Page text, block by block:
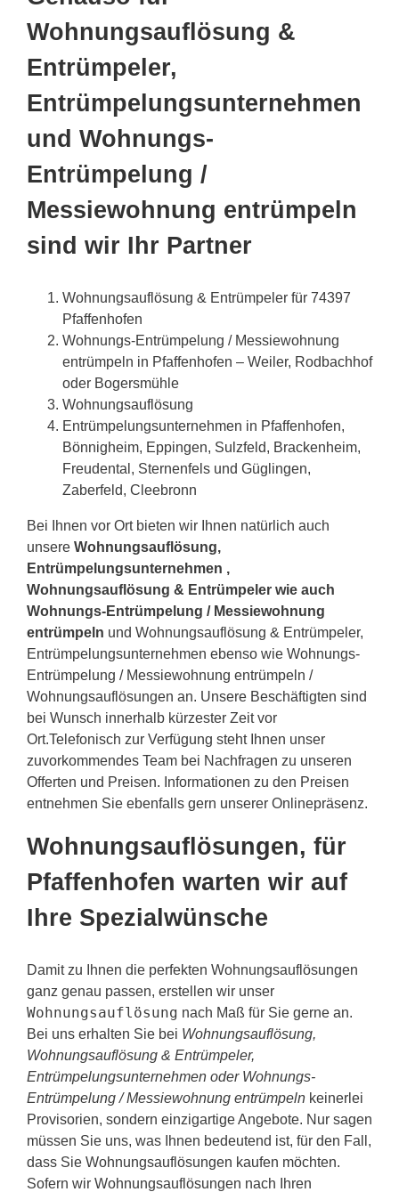
Wohnungsauflösung &
Entrümpeler,
Entrümpelungsunternehmen
und Wohnungs-
Entrümpelung /
Messiewohnung entrümpeln
sind wir Ihr Partner
Wohnungsauflösung & Entrümpeler für 74397
Pfaffenhofen
Wohnungs-Entrümpelung / Messiewohnung
entrümpeln in Pfaffenhofen – Weiler, Rodbachhof
oder Bogersmühle
Wohnungsauflösung
Entrümpelungsunternehmen in Pfaffenhofen,
Bönnigheim, Eppingen, Sulzfeld, Brackenheim,
Freudental, Sternenfels und Güglingen,
Zaberfeld, Cleebronn
Bei Ihnen vor Ort bieten wir Ihnen natürlich auch
unsere Wohnungsauflösung,
Entrümpelungsunternehmen ,
Wohnungsauflösung & Entrümpeler wie auch
Wohnungs-Entrümpelung / Messiewohnung
entrümpeln und Wohnungsauflösung & Entrümpeler,
Entrümpelungsunternehmen ebenso wie Wohnungs-
Entrümpelung / Messiewohnung entrümpeln /
Wohnungsauflösungen an. Unsere Beschäftigten sind
bei Wunsch innerhalb kürzester Zeit vor
Ort.Telefonisch zur Verfügung steht Ihnen unser
zuvorkommendes Team bei Nachfragen zu unseren
Offerten und Preisen. Informationen zu den Preisen
entnehmen Sie ebenfalls gern unserer Onlinepräsenz.
Wohnungsauflösungen, für
Pfaffenhofen warten wir auf
Ihre Spezialwünsche
Damit zu Ihnen die perfekten Wohnungsauflösungen
ganz genau passen, erstellen wir unser
Wohnungsauflösung nach Maß für Sie gerne an.
Bei uns erhalten Sie bei Wohnungsauflösung,
Wohnungsauflösung & Entrümpeler,
Entrümpelungsunternehmen oder Wohnungs-
Entrümpelung / Messiewohnung entrümpeln keinerlei
Provisorien, sondern einzigartige Angebote. Nur sagen
müssen Sie uns, was Ihnen bedeutend ist, für den Fall,
dass Sie Wohnungsauflösungen kaufen möchten.
Sofern wir Wohnungsauflösungen nach Ihren